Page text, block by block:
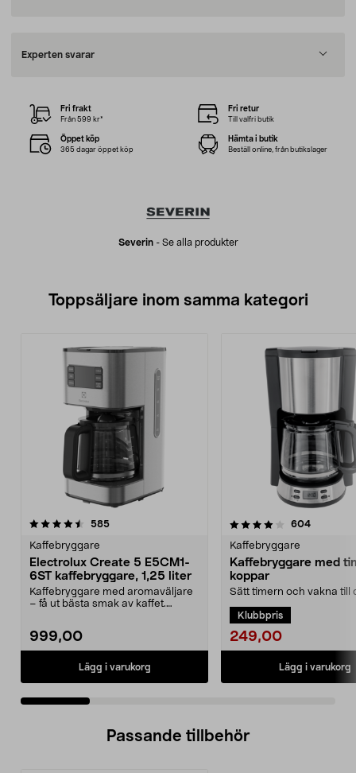
Experten svarar
Severin- Se alla produkter
Fri frakt
Från 599 kr*
Fri retur
Till valfri butik
Öppet köp
365 dagar öppet köp
Hämta i butik
Beställ online, från butikslager
Toppsäljare inom samma kategori
585recensioner
Kaffebryggare
Electrolux Create 5 E5CM1-
6ST kaffebryggare, 1,25 liter
Kaffebryggare med aromaväljare
– få ut bästa smak av kaffet.
999,00
Lägg i varukorg
4.0 av 5 stjärnor 604
Kaffebryggare
Kaffebryggare med
koppar
Sätt timern och vakna till
10 koppar...
Klubbpris
249,00
Lägg i varukorg
4.5 av 5 stjärnor
Passande tillbehör